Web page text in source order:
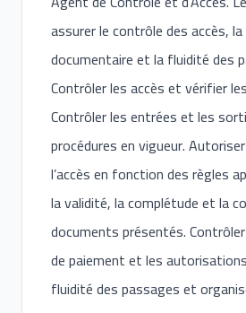
assurer le contrôle des accès,
documentaire et la fluidité des
Contrôler les accès et vérifier
Contrôler les entrées et les
procédures en vigueur.
l’accès en fonction des règles
la validité, la complétude et la
documents présentés.
de paiement et les
fluidité des passages et